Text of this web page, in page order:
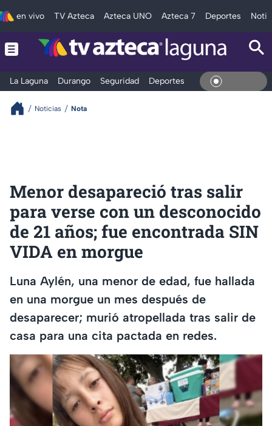
en vivo TV Azteca Azteca UNO Azteca 7 Deportes
La Laguna Durango Seguridad Deportes EntretenimientoEn Vivo
Noticias Nota
Menor desapareció tras salir
para verse con un desconocido
de 21 años; fue encontrada SIN
VIDA en morgue
Luna Aylén, una menor de edad, fue hallada
en una morgue un mes después de
desaparecer; murió atropellada tras salir de
casa para una cita pactada en redes.